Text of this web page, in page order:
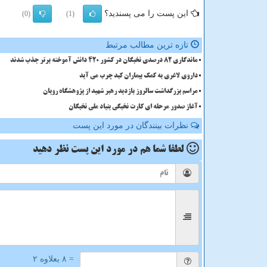
این پست را می پسندید؟ (1)
(0)
تازه ترین مطالب مرتبط
ماندگاری 82 درصدی نخبگان در کشور 420 دانش آموخته برتر جذب شدند
داروی لاغری به کمک بیماران کبد چرب می آید
مراسم بزرگداشت سالروز بازدید رهبر شهید از پژوهشگاه رویان
آغاز صدور مرحله ای کارت نخبگی بنیاد ملی نخبگان
نظرات بینندگان در مورد این پست
لطفا شما هم در مورد این پست نظر دهید
= ۸ بعلاوه ۲